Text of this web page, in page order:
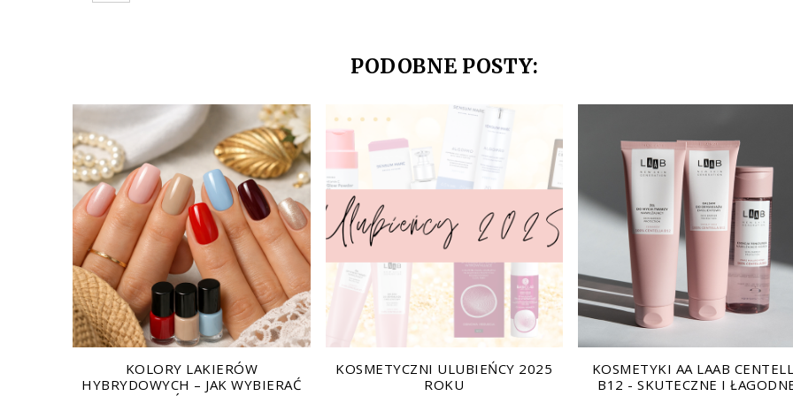
PODOBNE POSTY:
KOLORY LAKIERÓW
HYBRYDOWYCH – JAK WYBIERAĆ
KOSMETYCZNI ULUBIEŃCY 2025
ROKU
KOSMETYKI AA LAAB
B12 - SKUTECZNE I